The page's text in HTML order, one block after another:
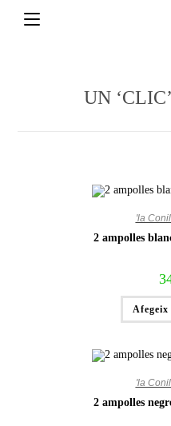
UN
'la
2 ampolles
'la
2 ampolles